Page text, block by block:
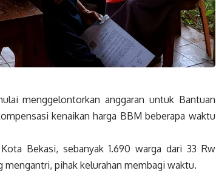
menggelontorkan anggaran untuk Bantuan
kenaikan harga BBM beberapa waktu
Bekasi, sebanyak 1.690 warga dari 33 Rw
mengantri, pihak kelurahan membagi waktu.